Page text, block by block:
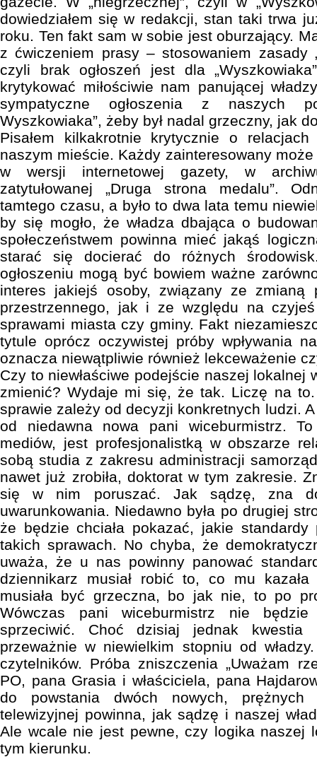
dowiedziałem się w redakcji, stan taki trwa
roku. Ten fakt sam w sobie jest oburzający.
z ćwiczeniem prasy – stosowaniem zasady
czyli brak ogłoszeń jest dla
krytykować miłościwie nam panującej
sympatyczne ogłoszenia z naszych
Wyszkowiaka”, żeby był nadal grzeczny, jak
Pisałem kilkakrotnie krytycznie o relacjach
naszym mieście. Każdy zainteresowany
w wersji internetowej gazety, w
zatytułowanej „Druga strona medalu”.
tamtego czasu, a było to dwa lata temu
by się mogło, że władza dbająca o
społeczeństwem powinna mieć jakąś
starać się docierać do różnych
ogłoszeniu mogą być bowiem ważne
interes jakiejś osoby, związany ze zmianą
przestrzennego, jak i ze względu na
sprawami miasta czy gminy. Fakt
tytule oprócz oczywistej próby wpływania
oznacza niewątpliwie również lekceważenie
Czy to niewłaściwe podejście naszej lokalnej
zmienić? Wydaje mi się, że tak. Liczę na
sprawie zależy od decyzji konkretnych ludzi.
od niedawna nowa pani wiceburmistrz.
mediów, jest profesjonalistką w obszarze
sobą studia z zakresu administracji
nawet już zrobiła, doktorat w tym zakresie.
się w nim poruszać. Jak sądzę, zna
uwarunkowania. Niedawno była po drugiej
że będzie chciała pokazać, jakie standardy
takich sprawach. No chyba, że
uważa, że u nas powinny panować
dziennikarz musiał robić to, co mu
musiała być grzeczna, bo jak nie, to po
Wówczas pani wiceburmistrz nie
sprzeciwić. Choć dzisiaj jednak kwestia
przeważnie w niewielkim stopniu od
czytelników. Próba zniszczenia „Uważam
PO, pana Grasia i właściciela, pana
do powstania dwóch nowych,
telewizyjnej powinna, jak sądzę i naszej
Ale wcale nie jest pewne, czy logika naszej
tym kierunku.